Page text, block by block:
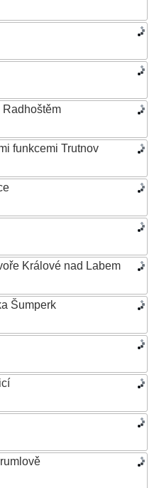
Radhoštěm
funkcemi Trutnov
Králové nad Labem
Šumperk